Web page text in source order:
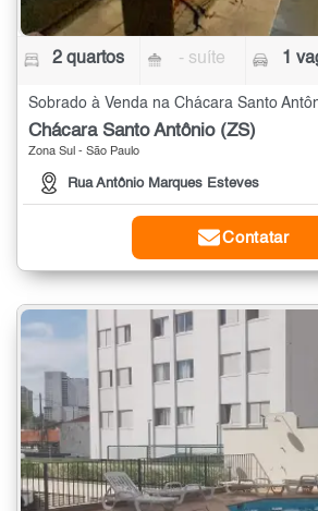
2 quartos - suíte 1
Chácara Santo Antônio (ZS)
Zona Sul - São Paulo
Rua Antônio Marques Esteves
Contatar